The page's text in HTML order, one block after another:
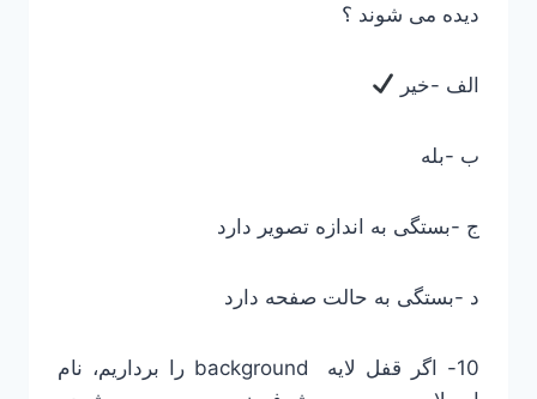
دیده می شوند ؟
الف -خیر
ب -بله
ج -بستگی به اندازه تصویر دارد
د -بستگی به حالت صفحه دارد
10- اگر قفل لایه background را برداریم، نام